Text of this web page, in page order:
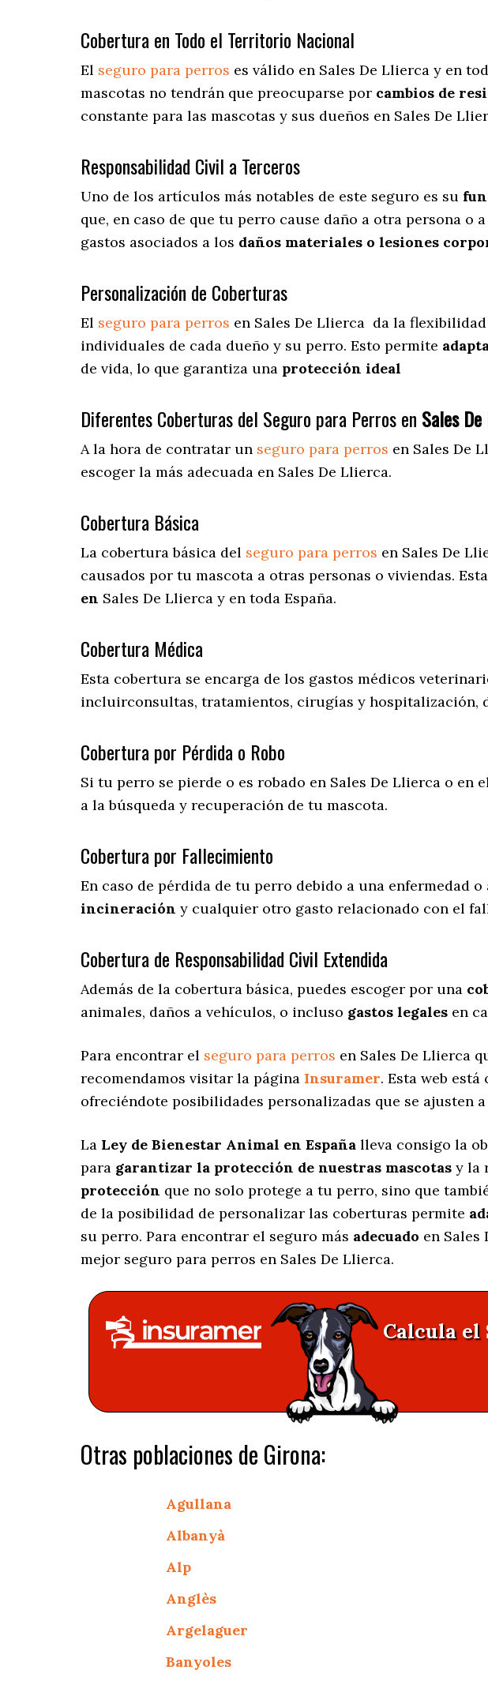
Cobertura en Todo el Territorio Nacional
El seguro para perros es válido en Sales De Llierca y en
mascotas no tendrán que preocuparse por cambios de
constante para las mascotas y sus dueños en Sales De
Responsabilidad Civil a Terceros
Uno de los artículos más notables de este seguro es su
que, en caso de que tu perro cause daño a otra persona
gastos asociados a los daños materiales o lesiones
Personalización de Coberturas
El seguro para perros en Sales De Llierca da la flexibilidad
individuales de cada dueño y su perro. Esto permite
de vida, lo que garantiza una protección ideal
Diferentes Coberturas del Seguro para Perros en Sales
A la hora de contratar un seguro para perros en Sales De
escoger la más adecuada en Sales De Llierca.
Cobertura Básica
La cobertura básica del seguro para perros en Sales De
causados por tu mascota a otras personas o viviendas.
en Sales De Llierca y en toda España.
Cobertura Médica
Esta cobertura se encarga de los gastos médicos
incluirconsultas, tratamientos, cirugías y hospitalización,
Cobertura por Pérdida o Robo
Si tu perro se pierde o es robado en Sales De Llierca o en
a la búsqueda y recuperación de tu mascota.
Cobertura por Fallecimiento
En caso de pérdida de tu perro debido a una enfermedad o
incineración y cualquier otro gasto relacionado con el
Cobertura de Responsabilidad Civil Extendida
Además de la cobertura básica, puedes escoger por una
animales, daños a vehículos, o incluso gastos legales en
Para encontrar el seguro para perros en Sales De Llierca
recomendamos visitar la página Insuramer. Esta web
ofreciéndote posibilidades personalizadas que se ajusten
La Ley de Bienestar Animal en España lleva consigo la
para garantizar la protección de nuestras mascotas y la
protección que no solo protege a tu perro, sino que
de la posibilidad de personalizar las coberturas permite
su perro. Para encontrar el seguro más adecuado en Sales
mejor seguro para perros en Sales De Llierca.
Calcula el
Otras poblaciones de Girona:
Agullana
Albanyà
Alp
Anglès
Argelaguer
Banyoles